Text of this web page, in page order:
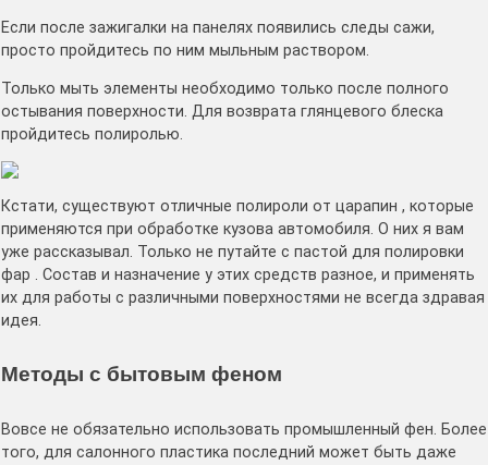
Если после зажигалки на панелях появились следы сажи,
просто пройдитесь по ним мыльным раствором.
Только мыть элементы необходимо только после полного
остывания поверхности. Для возврата глянцевого блеска
пройдитесь полиролью.
Кстати, существуют отличные полироли от царапин , которые
применяются при обработке кузова автомобиля. О них я вам
уже рассказывал. Только не путайте с пастой для полировки
фар . Состав и назначение у этих средств разное, и применять
их для работы с различными поверхностями не всегда здравая
идея.
Методы с бытовым феном
Вовсе не обязательно использовать промышленный фен. Более
того, для салонного пластика последний может быть даже